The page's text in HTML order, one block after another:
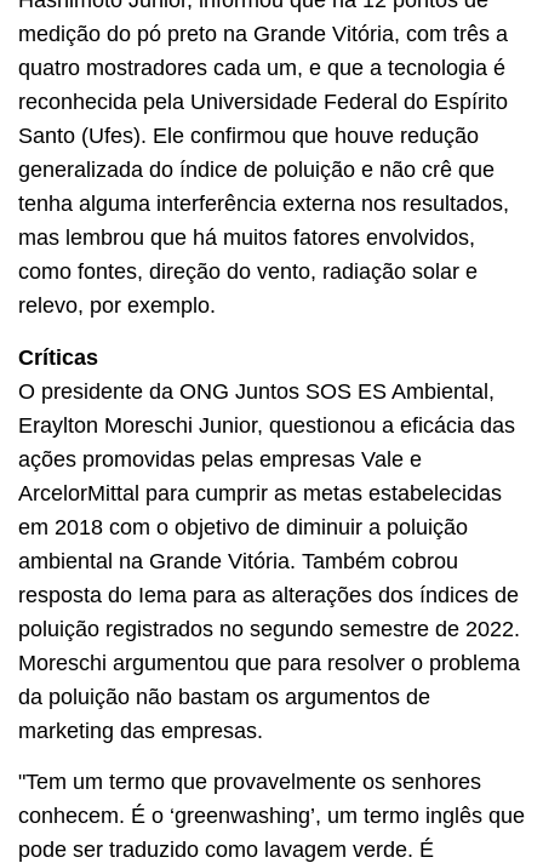
medição do pó preto na Grande Vitória, com três a
quatro mostradores cada um, e que a tecnologia é
reconhecida pela Universidade Federal do Espírito
Santo (Ufes). Ele confirmou que houve redução
generalizada do índice de poluição e não crê que
tenha alguma interferência externa nos resultados,
mas lembrou que há muitos fatores envolvidos,
como fontes, direção do vento, radiação solar e
relevo, por exemplo.
Críticas
O presidente da ONG Juntos SOS ES Ambiental,
Eraylton Moreschi Junior, questionou a eficácia das
ações promovidas pelas empresas Vale e
ArcelorMittal para cumprir as metas estabelecidas
em 2018 com o objetivo de diminuir a poluição
ambiental na Grande Vitória. Também cobrou
resposta do Iema para as alterações dos índices de
poluição registrados no segundo semestre de 2022.
Moreschi argumentou que para resolver o problema
da poluição não bastam os argumentos de
marketing das empresas.
"Tem um termo que provavelmente os senhores
conhecem. É o ‘greenwashing’, um termo inglês que
pode ser traduzido como lavagem verde. É